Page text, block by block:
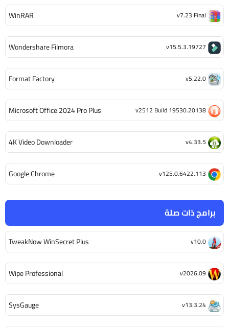
برامج ذات صلة
TweakNow WinSecret Plus v10.0
Wipe Professional v2026.09
SysGauge v13.3.24
WinRAR v7.23 Final
Wondershare Filmora v15.5.3.19727
Format Factory v5.22.0
Microsoft Office 2024 Pro Plus v2512 Build 19530.20138
4K Video Downloader v4.33.5
Google Chrome v125.0.6422.113